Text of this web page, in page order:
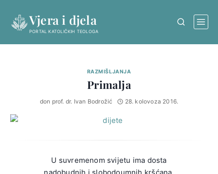
content
Vjera i djela
PORTAL KATOLIČKIH TEOLOGA
RAZMIŠLJANJA
Primalja
don prof. dr. Ivan Bodrožić 28. kolovoza 2016.
U suvremenom svijetu ima dosta